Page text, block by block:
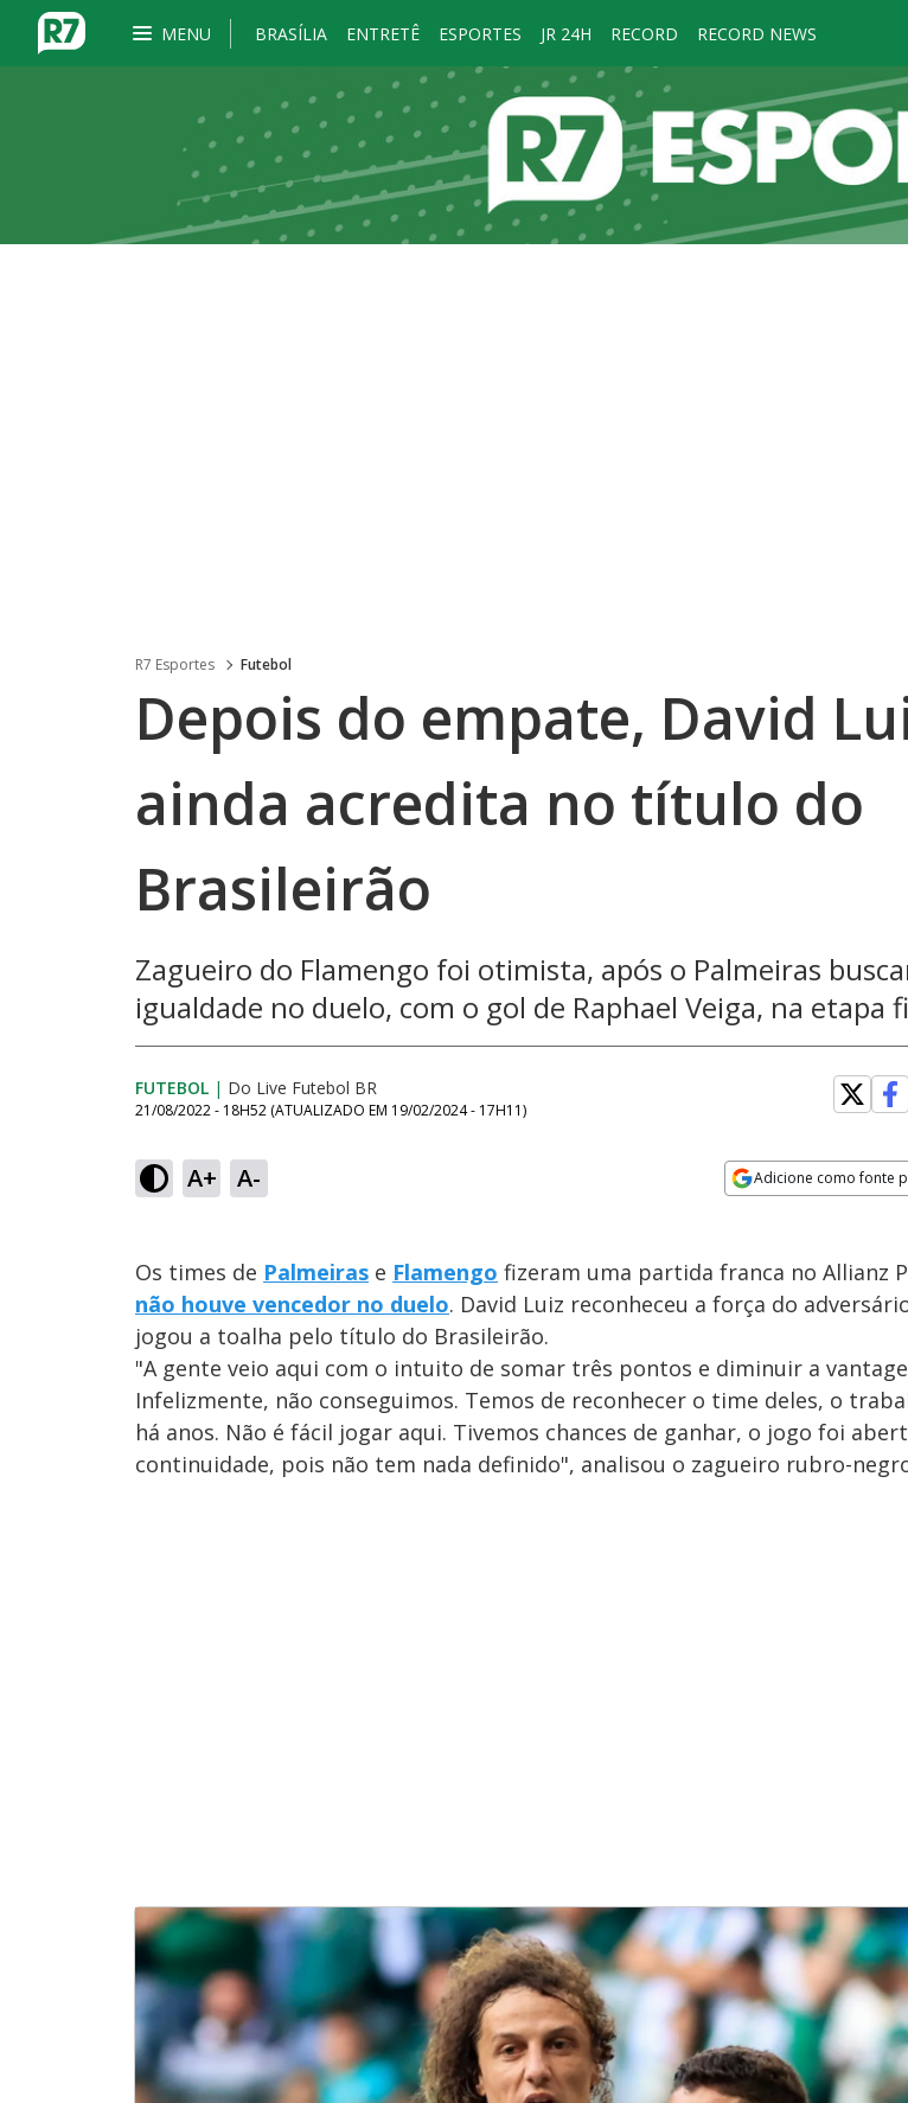
MENU BRASÍLIA ENTRETÊ ESPORTES JR 24H RECORD RECORD NEWS
R7 Esportes Futebol
Depois do empate, David
ainda acredita no título do
Brasileirão
Zagueiro do Flamengo foi otimista, após o Palmeiras
igualdade no duelo, com o gol de Raphael Veiga, na etapa
FUTEBOL | Do Live Futebol BR
21/08/2022 - 18H52 (ATUALIZADO EM 19/02/2024 - 17H11)
A+ A- Adicione como fonte
Os times de Palmeiras e Flamengo fizeram uma partida franca no Allianz
não houve vencedor no duelo. David Luiz reconheceu a força do
jogou a toalha pelo título do Brasileirão.
"A gente veio aqui com o intuito de somar três pontos e diminuir a
Infelizmente, não conseguimos. Temos de reconhecer o time deles, o
há anos. Não é fácil jogar aqui. Tivemos chances de ganhar, o jogo foi
continuidade, pois não tem nada definido", analisou o zagueiro rubro-